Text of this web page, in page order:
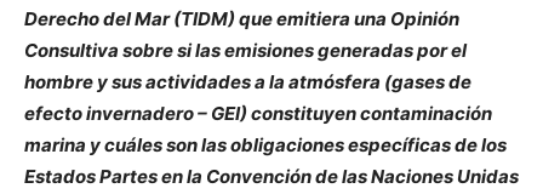
Derecho del Mar (TIDM) que emitiera una Opinión
Consultiva sobre si las emisiones generadas por el
hombre y sus actividades a la atmósfera (gases de
efecto invernadero – GEI) constituyen contaminación
marina y cuáles son las obligaciones específicas de los
Estados Partes en la Convención de las Naciones Unidas